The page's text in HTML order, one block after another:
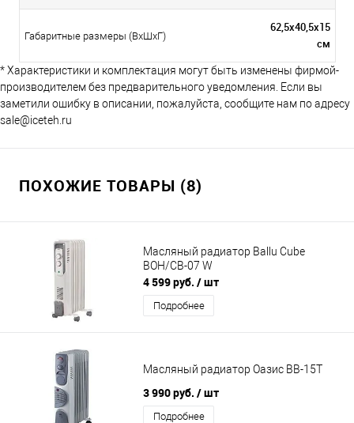
Габаритные размеры (ВхШхГ)
62,5x40,5х15
см
* Характеристики и комплектация могут быть изменены фирмой-
производителем без предварительного уведомления. Если вы
заметили ошибку в описании, пожалуйста, сообщите нам по адресу
sale@iceteh.ru
ПОХОЖИЕ ТОВАРЫ (8)
Масляный радиатор Ballu Cube
BOH/CB-07 W
4 599 руб. / шт
Подробнее
Масляный радиатор Оазис BВ-15Т
3 990 руб. / шт
Подробнее